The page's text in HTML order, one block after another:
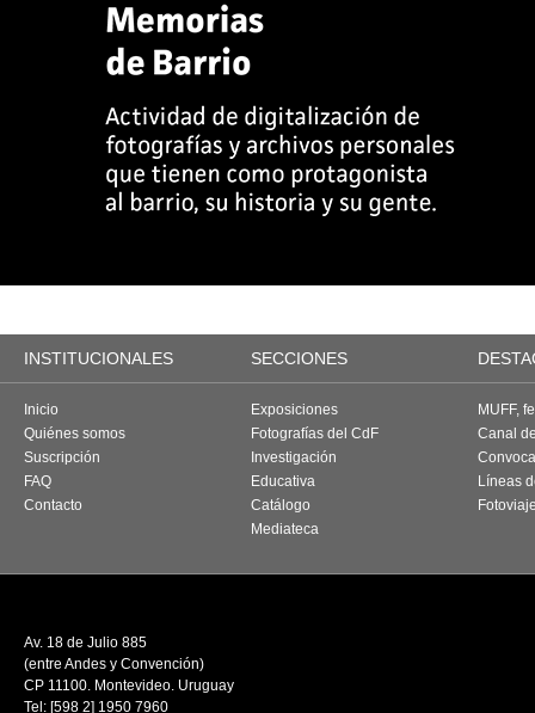
INSTITUCIONALES SECCIONES
Inicio
Quiénes somos
Suscripción
FAQ
Contacto
Exposiciones
Fotografías del CdF
Investigación
Educativa
Catálogo
Mediateca
MUFF,
Canal
Líneas
Av. 18 de Julio 885
(entre Andes y Convención)
CP 11100. Montevideo. Uruguay
Tel: [598 2] 1950 7960